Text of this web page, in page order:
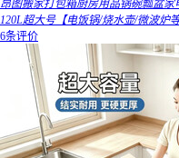
昂图搬家打包箱厨房用品锅碗瓢盆
120L超大号【电饭锅/烧水壶/微波炉
6条评价